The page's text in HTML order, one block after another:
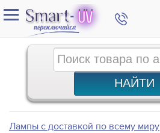
Лампы с доставкой по всему миру